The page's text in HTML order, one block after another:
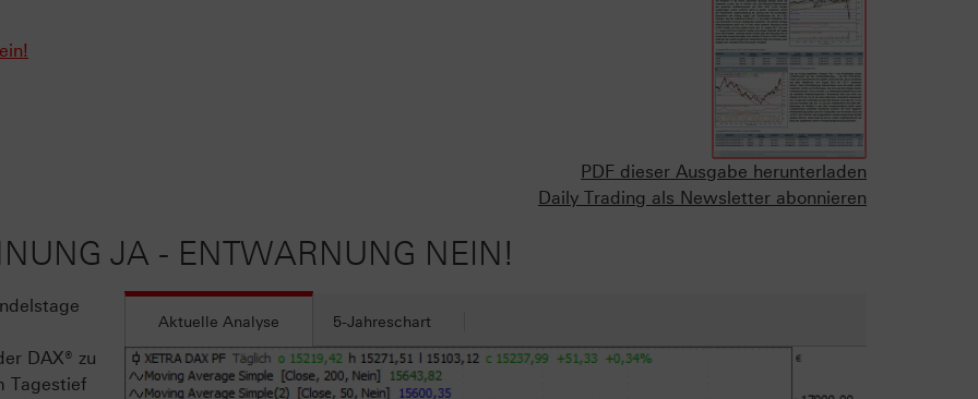
PDF dieser Ausgabe herunterladen
Daily Trading als Newsletter abonnieren
JA - ENTWARNUNG NEIN!
Aktuelle Analyse 5-Jahreschart
DAX® zu
Tagestief